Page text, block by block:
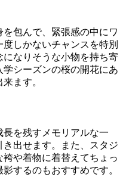
包んで、緊張感の中にワ
しかないチャンスを特別
なりそうな小物を持ち寄
シーズンの桜の開花にあ
ます。
を残すメモリアルな一
出せます。また、スタジ
や着物に着替えてちょっ
するのもおすすめです。